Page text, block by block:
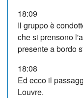
18:09
Il gruppo è
che si prensono
presente a bordo
18:08
Ed ecco il
Louvre.